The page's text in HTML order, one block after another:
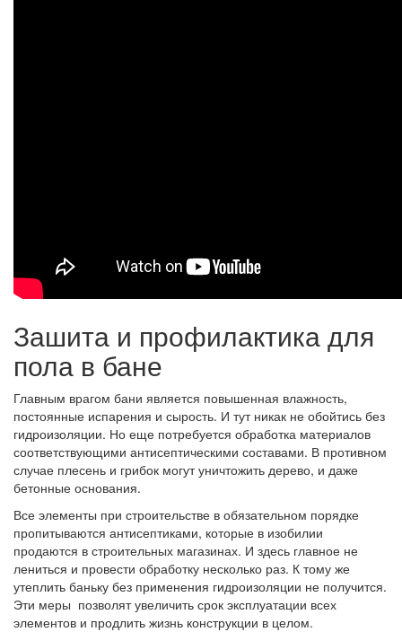
Зашита и профилактика для
пола в бане
Главным врагом бани является повышенная влажность,
постоянные испарения и сырость. И тут никак не обойтись без
гидроизоляции. Но еще потребуется обработка материалов
соответствующими антисептическими составами. В противном
случае плесень и грибок могут уничтожить дерево, и даже
бетонные основания.
Все элементы при строительстве в обязательном порядке
пропитываются антисептиками, которые в изобилии
продаются в строительных магазинах. И здесь главное не
лениться и провести обработку несколько раз. К тому же
утеплить баньку без применения гидроизоляции не получится.
Эти меры позволят увеличить срок эксплуатации всех
элементов и продлить жизнь конструкции в целом.